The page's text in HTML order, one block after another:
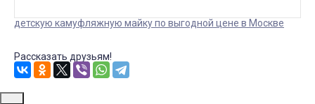
детскую камуфляжную майку по выгодной цене в Москве
Рассказать друзьям!